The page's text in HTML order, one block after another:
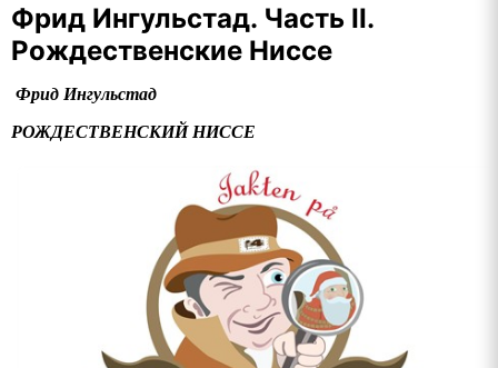
Фрид Ингульстад. Часть II.
Рождественские Ниссе
Фрид Ингульстад
РОЖДЕСТВЕНСКИЙ НИССЕ